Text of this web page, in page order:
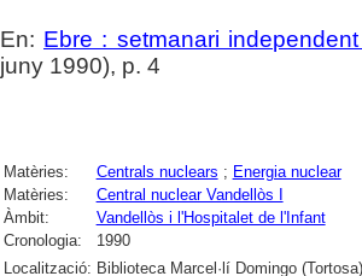
En: Ebre : setmanari
juny 1990), p. 4
Matèries: Centrals nuclears ; Energia nuclear
Matèries:
Central nuclear Vandellòs I
Àmbit:
Vandellòs i l'Hospitalet de l'Infant
Cronologia:
1990
Localització: Biblioteca Marcel·lí Domingo (Tortosa)